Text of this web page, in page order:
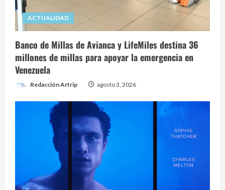
ACTUALIDAD
Banco de Millas de Avianca y LifeMiles destina 36
millones de millas para apoyar la emergencia en
Venezuela
Redacción Artrip agosto 3, 2026